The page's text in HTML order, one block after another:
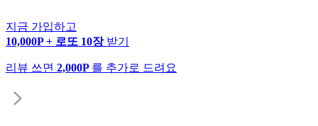
지금 가입하고
10,000P + 로또 10장 받기
리뷰 쓰면 2,000P 를 추가로 드려요